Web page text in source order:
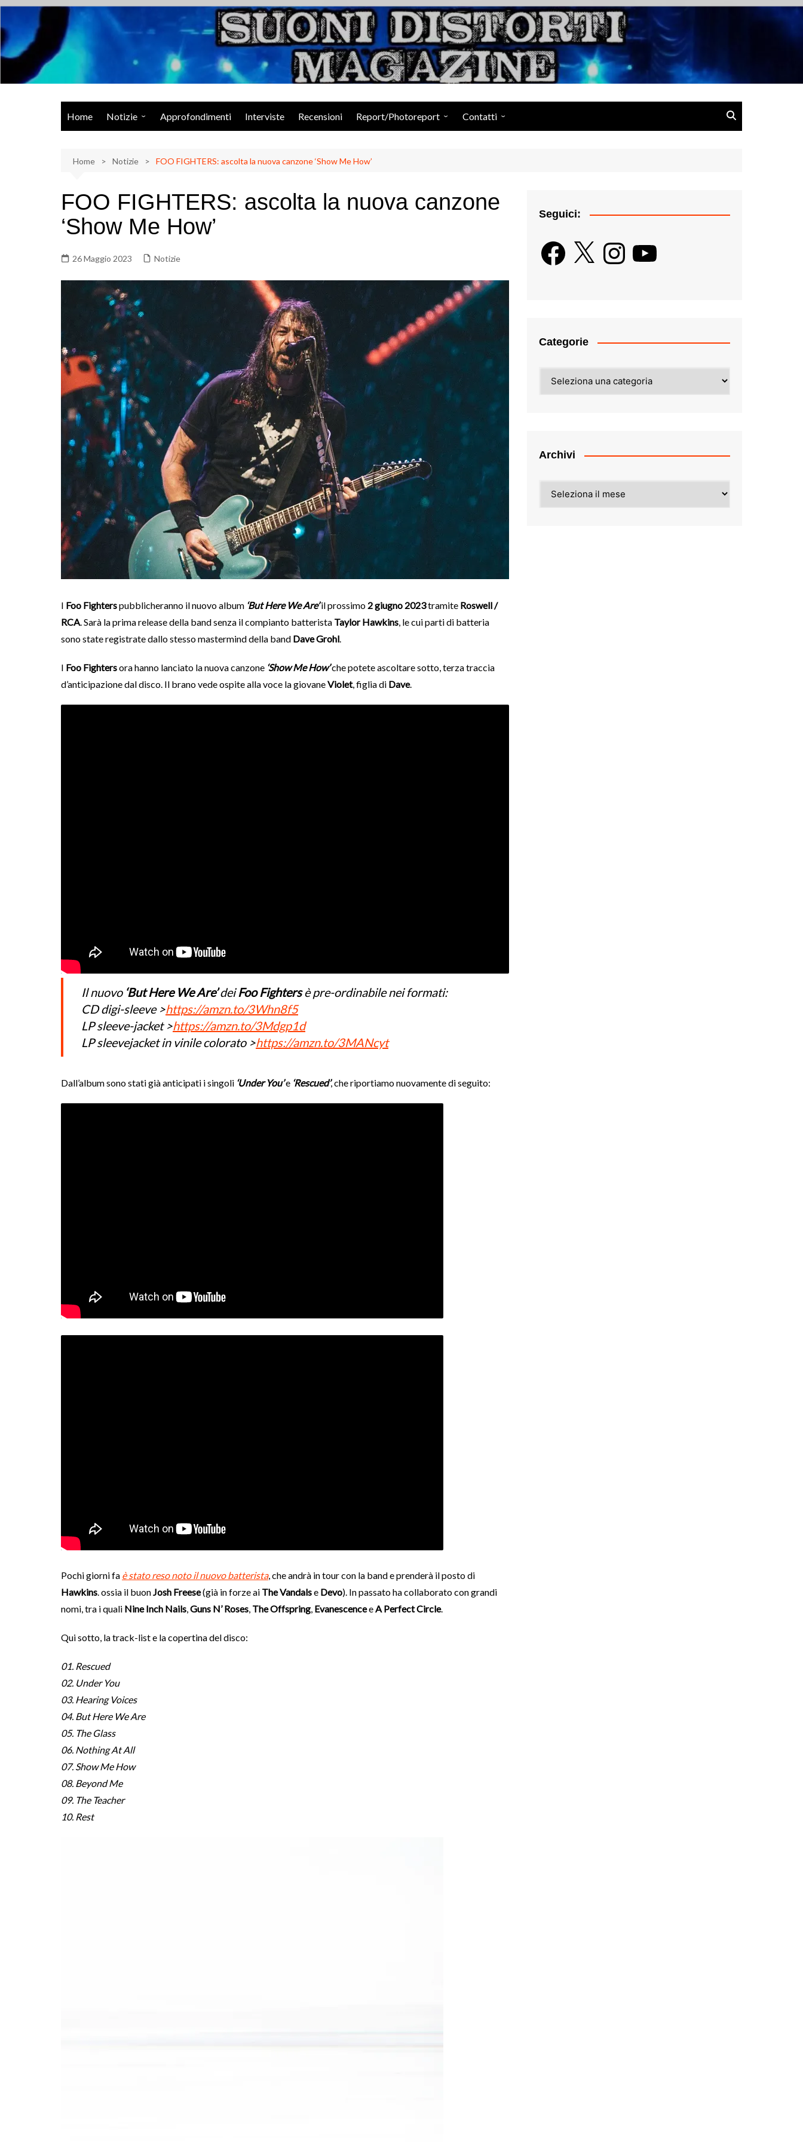
Salta
contenuto
Suoni Distorti Magazine
Musica Rock, Metal, Punk e varie sonorità alternative
Home Notizie
Eventi
Libri
Approfondimenti Interviste Recensioni Report/Photoreport Contatti
Home Notizie FOO FIGHTERS: ascolta la nuova canzone ‘Show Me How’
FOO FIGHTERS: ascolta la nuova canzone
‘Show Me How’
26 Maggio 2023 Notizie
I Foo Fighterspubblicheranno il nuovo album ‘But Here We Are’il prossimo 2 giugno 2023tramite Roswell /
RCA. Sarà la prima release della band senza il compianto batterista Taylor Hawkins, le cui parti di batteria
sono state registrate dallo stesso mastermind della band Dave Grohl.
I Foo Fightersora hanno lanciato la nuova canzone ‘Show Me How’che potete ascoltare sotto, terza traccia
d’anticipazione dal disco. Il brano vede ospite alla voce la giovaneViolet, figlia di Dave.
Il nuovo ‘But Here We Are’deiFoo Fightersè pre-ordinabile nei formati:
CD digi-sleeve >https://amzn.to/3Whn8f5
LP sleeve-jacket >https://amzn.to/3Mdgp1d
LP sleevejacket in vinile colorato >https://amzn.to/3MANcyt
Dall’album sono stati già anticipati i singoli ‘Under You’e ‘Rescued’, che riportiamo nuovamente di seguito:
Pochi giorni fa è stato reso noto il nuovo batterista, che andrà in tour con la band e prenderà il posto di
Hawkins. ossia il buonJosh Freese(già in forze ai The Vandalse Devo). In passato ha collaborato con grandi
nomi, tra i quali Nine Inch Nails,Guns N’ Roses, The Offspring, EvanescenceeA Perfect Circle.
Qui sotto, la track-list e la copertina del disco:
01. Rescued
02. Under You
03. Hearing Voices
04. But Here We Are
05. The Glass
06. Nothing At All
07. Show Me How
08. Beyond Me
09. The Teacher
10. Rest
Seguici:
Facebook
X InstagramYouTube
Categorie
Archivi